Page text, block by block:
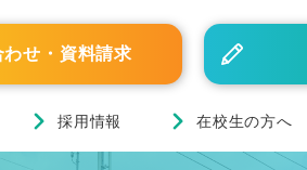
わせ・資料請求
採用情報 在校生の方へ